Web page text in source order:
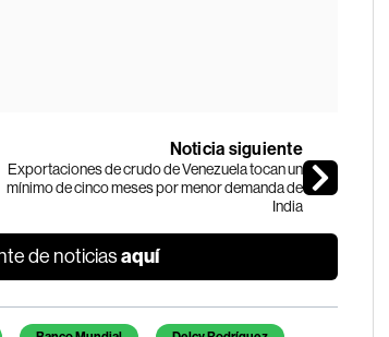
Noticia siguiente
Exportaciones de crudo de Venezuela tocan un
mínimo de cinco meses por menor demanda de
India
de noticiasaquí